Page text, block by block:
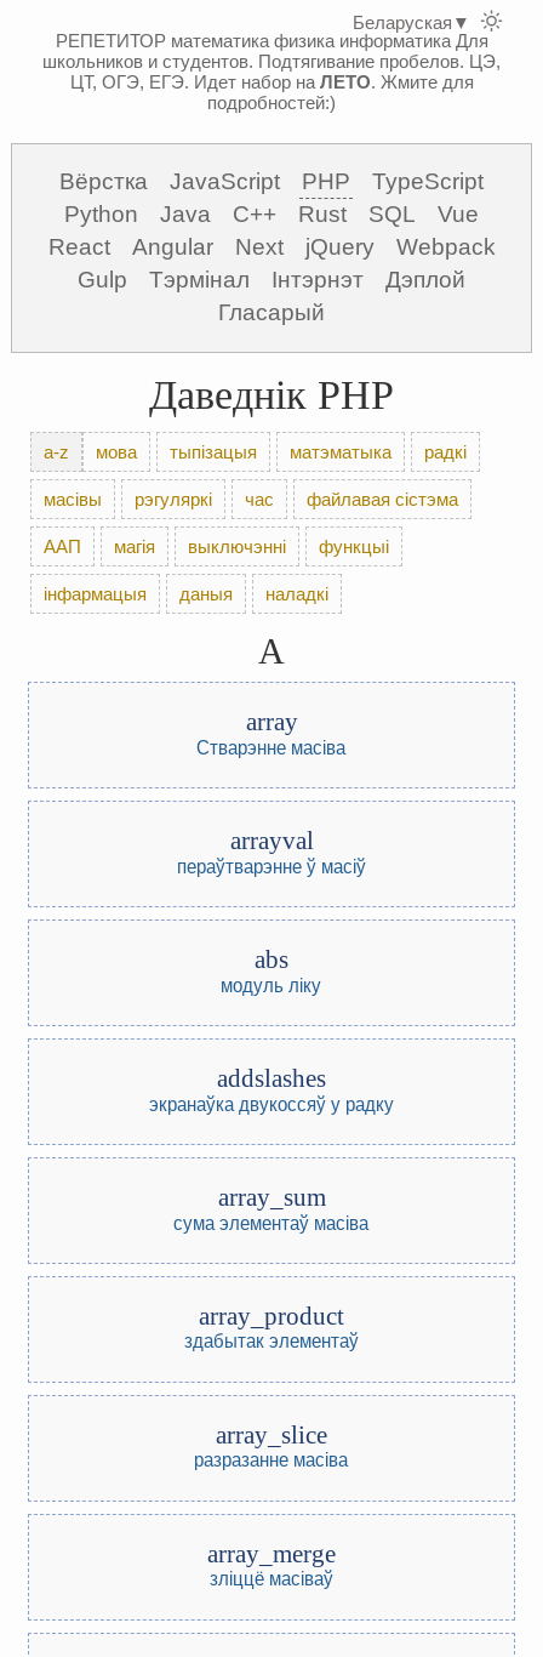
РЕПЕТИТОР математика физика информатикаДля
школьников и студентов. Подтягивание пробелов. ЦЭ,
ЦТ, ОГЭ, ЕГЭ. Идет набор на ЛЕТО. Жмите для
подробностей:)
Вёрстка JavaScript PHP
TypeScript
Python
Java C++ Rust SQL
Vue
React
Angular Next jQuery
Webpack
Gulp
Тэрмінал Інтэрнэт
Дэплой
Гласарый
Даведнік PHP
a-z мова тыпізацыя матэматыка радкі
масівы рэгуляркі час файлавая сістэма
ААП магія выключэнні функцыі
інфармацыя даныя наладкі
A
array
Стварэнне масіва
arrayval
пераўтварэнне ў масіў
abs
модуль ліку
addslashes
экранаўка двукоссяў у радку
array_sum
сума элементаў масіва
array_product
здабытак элементаў
array_slice
разразанне масіва
array_merge
зліццё масіваў
Беларуская ▼